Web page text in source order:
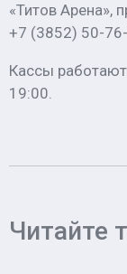
«Титов Арена»,
+7 (3852) 50-
Кассы
19:00.
Читайте